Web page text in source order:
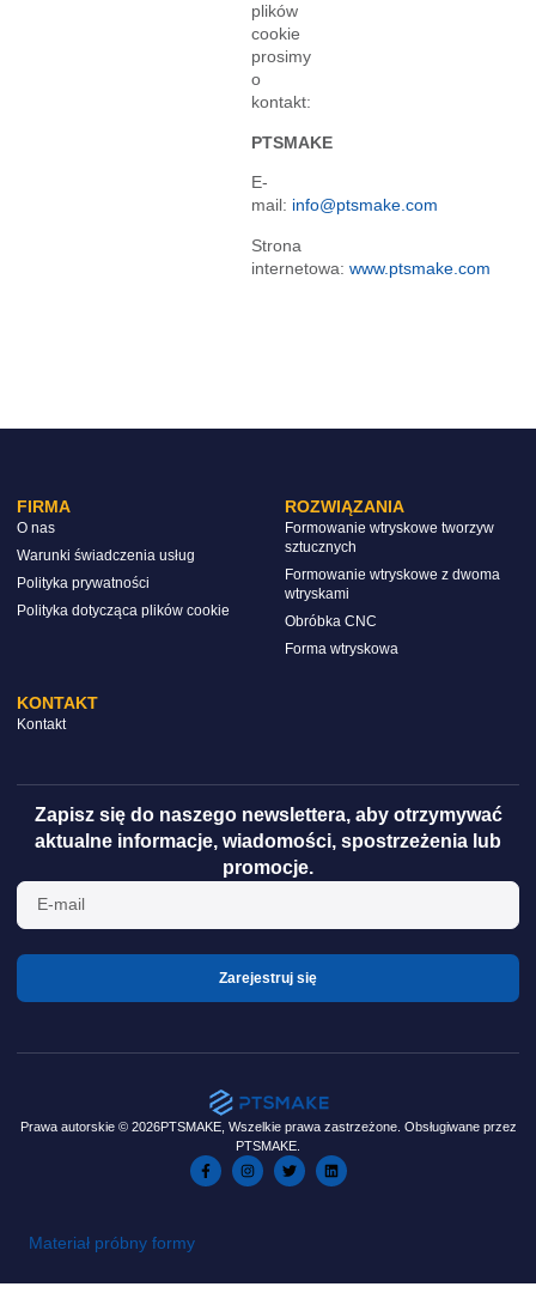
plików
cookie
prosimy
o
kontakt:
PTSMAKE
E-
mail: info@ptsmake.com
Strona
internetowa: www.ptsmake.com
FIRMA
O nas
Warunki świadczenia usług
Polityka prywatności
Polityka dotycząca plików cookie
ROZWIĄZANIA
Formowanie wtryskowe tworzyw
sztucznych
Formowanie wtryskowe z dwoma
wtryskami
Obróbka CNC
Forma wtryskowa
KONTAKT
Kontakt
Zapisz się do naszego newslettera, aby otrzymywać
aktualne informacje, wiadomości, spostrzeżenia lub
promocje.
Zarejestruj się
Prawa autorskie © 2026PTSMAKE, Wszelkie prawa zastrzeżone. Obsługiwane przez
PTSMAKE.
Materiał próbny formy